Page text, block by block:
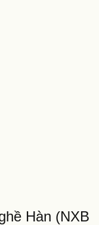
Hàn (NXB